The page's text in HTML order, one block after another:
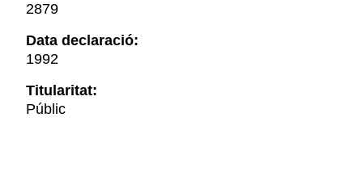
2879
Data declaració:
1992
Titularitat:
Públic